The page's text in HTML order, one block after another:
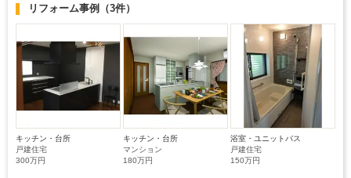
リフォーム事例 （3件）
キッチン・台所
戸建住宅
300万円
キッチン・台所
マンション
180万円
浴室・ユニットバス
戸建住宅
150万円